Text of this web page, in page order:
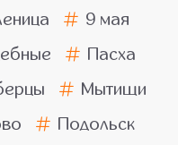
9 мая
Пасха
Мытищи
Подольск